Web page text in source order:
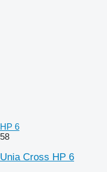
HP 6
58
Unia Cross HP 6